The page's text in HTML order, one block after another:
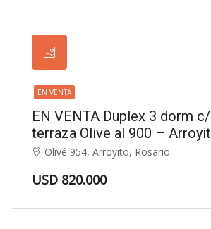
EN VENTA
EN VENTA Duplex 3 dorm
terraza Olive al 900 –
Olivé 954, Arroyito, Rosario
USD 820.000